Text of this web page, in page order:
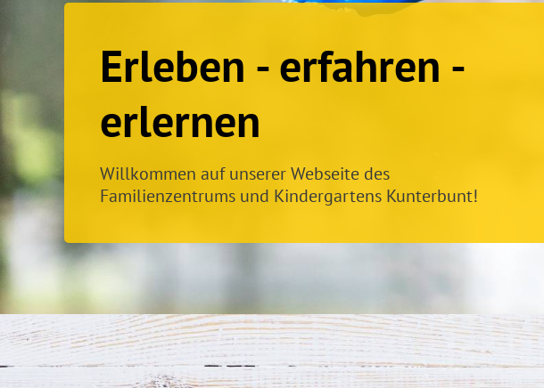
Erleben - erfahren -
erlernen
Willkommen auf unserer Webseite des
Familienzentrums und Kindergartens Kunterbunt!